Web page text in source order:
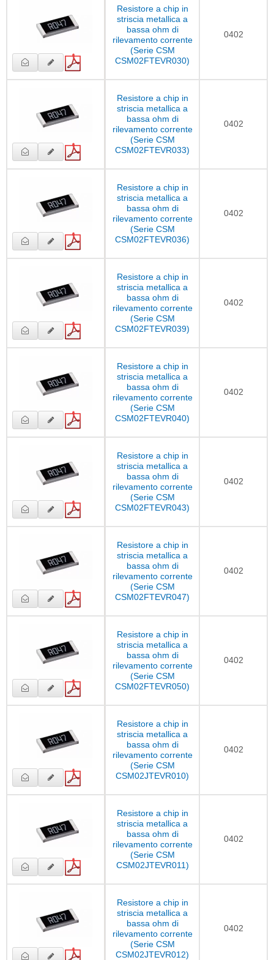
Resistore a chip in
striscia metallica a
bassa ohm di
rilevamento corrente
(Serie CSM
CSM02FTEVR030)
0402
Resistore a chip in
striscia metallica a
bassa ohm di
rilevamento corrente
(Serie CSM
CSM02FTEVR033)
0402
Resistore a chip in
striscia metallica a
bassa ohm di
rilevamento corrente
(Serie CSM
CSM02FTEVR036)
0402
Resistore a chip in
striscia metallica a
bassa ohm di
rilevamento corrente
(Serie CSM
CSM02FTEVR039)
0402
Resistore a chip in
striscia metallica a
bassa ohm di
rilevamento corrente
(Serie CSM
CSM02FTEVR040)
0402
Resistore a chip in
striscia metallica a
bassa ohm di
rilevamento corrente
(Serie CSM
CSM02FTEVR043)
0402
Resistore a chip in
striscia metallica a
bassa ohm di
rilevamento corrente
(Serie CSM
CSM02FTEVR047)
0402
Resistore a chip in
striscia metallica a
bassa ohm di
rilevamento corrente
(Serie CSM
CSM02FTEVR050)
0402
Resistore a chip in
striscia metallica a
bassa ohm di
rilevamento corrente
(Serie CSM
CSM02JTEVR010)
0402
Resistore a chip in
striscia metallica a
bassa ohm di
rilevamento corrente
(Serie CSM
CSM02JTEVR011)
0402
Resistore a chip in
striscia metallica a
bassa ohm di
rilevamento corrente
(Serie CSM
CSM02JTEVR012)
0402